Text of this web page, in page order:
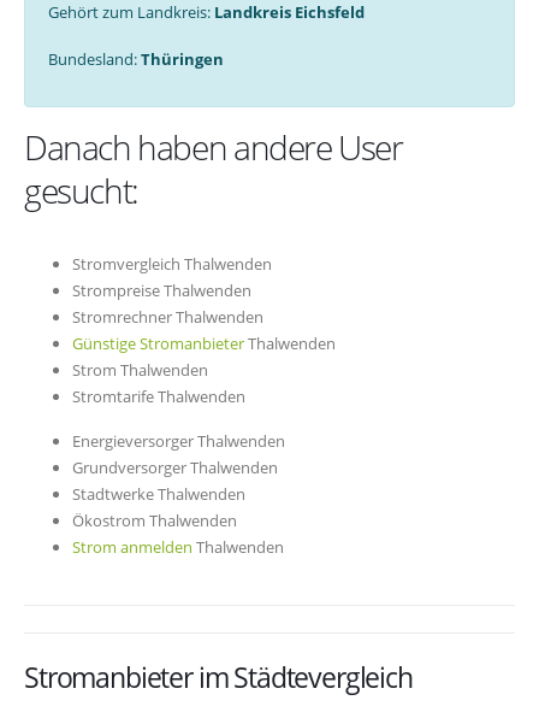
Gehört zum Landkreis: Landkreis Eichsfeld
Bundesland:Thüringen
Danach haben andere User
gesucht:
Stromvergleich Thalwenden
Strompreise Thalwenden
Stromrechner Thalwenden
Günstige StromanbieterThalwenden
Strom Thalwenden
Stromtarife Thalwenden
Energieversorger Thalwenden
Grundversorger Thalwenden
Stadtwerke Thalwenden
Ökostrom Thalwenden
Strom anmelden Thalwenden
Stromanbieter im Städtevergleich